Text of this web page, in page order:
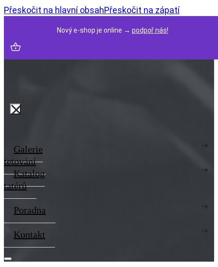
Přeskočit na hlavní obsahPřeskočit na zápatí
Nový e-shop je online → podpoř nás!
Galerie
tetování
Katalog
tatérů
Poradna
Kontakt